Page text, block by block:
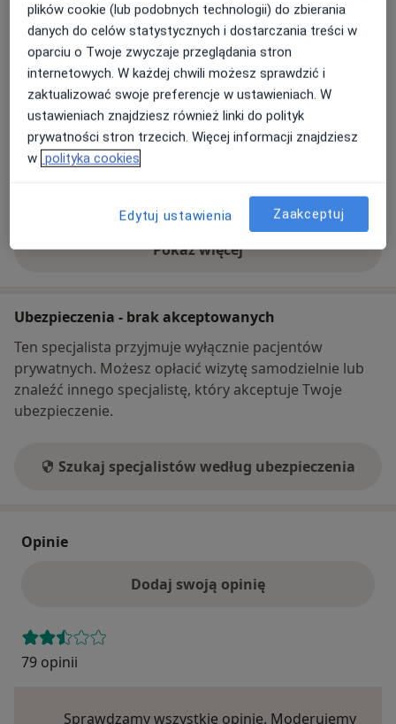
Centrum Medyczne SKOPIA
Josepha Conrada 79, Prądnik Biały, 31-357Kraków
Powiększ mapęotwiera się w nowej karcie
Dostępność
W tym gabinecie nie można umawiać wizyt przez
internet
Pokaż więcej
o adresie
Ubezpieczenia - brak akceptowanych
Ten specjalista przyjmuje wyłącznie pacjentów
prywatnych. Możesz opłacić wizytę samodzielnie lub
znaleźć innego specjalistę, który akceptuje Twoje
ubezpieczenie.
Szukaj specjalistów według ubezpieczenia
Opinie
Dodaj swoją opinię
79 opinii
Sprawdzamy wszystkie opinie. Moderujemy
plików cookie (lub podobnych technologii) do zbierania
danych do celów statystycznych i dostarczania treści w
oparciu o Twoje zwyczaje przeglądania stron
internetowych. W każdej chwili możesz sprawdzić i
zaktualizować swoje preferencje w ustawieniach. W
ustawieniach znajdziesz również linki do polityk
prywatności stron trzecich. Więcej informacji znajdziesz
w polityka cookies
Edytuj ustawienia Zaakceptuj